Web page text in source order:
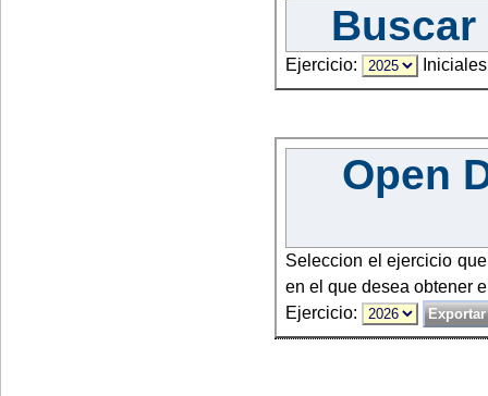
Ejercicio:
Open
Seleccion el ejercicio
en el que desea obtener
Ejercicio: